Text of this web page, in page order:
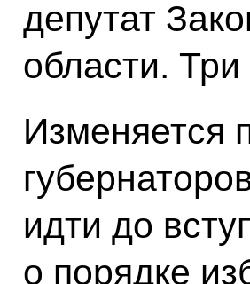
депутат
области.
Изменяется
идти до
о порядке